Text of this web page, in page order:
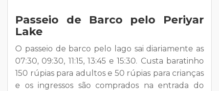
Passeio de Barco pelo Periyar
Lake
O passeio de barco pelo lago sai diariamente as
07:30, 09:30, 11:15, 13:45 e 15:30. Custa baratinho
150 rúpias para adultos e 50 rúpias para crianças
e os ingressos são comprados na entrada do